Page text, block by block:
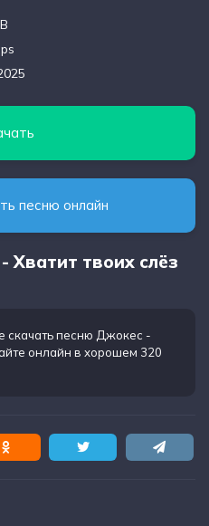
песню онлайн
Хватит твоих слёз
скачать песню Джокес -
онлайн в хорошем 320